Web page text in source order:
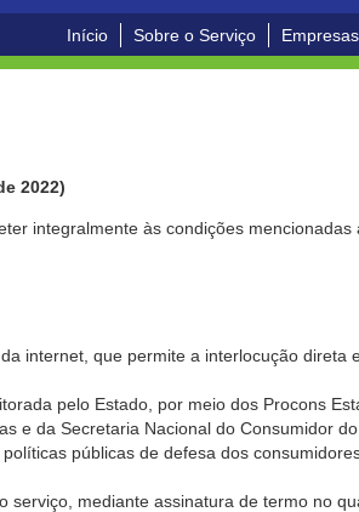
Início Sobre o Serviço
2022)
integralmente às condições mencionadas
internet, que permite a interlocução direta
pelo Estado, por meio dos Procons
e da Secretaria Nacional do Consumidor
públicas de defesa dos
mediante assinatura de termo no